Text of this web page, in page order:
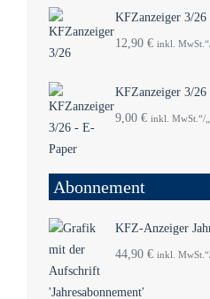
KFZanzeiger 3/26
12,90 € inkl.
KFZanzeiger 3/26
9,00 € inkl. MwSt.“/
Abonnement
KFZ-Anzeiger
44,90 € inkl.